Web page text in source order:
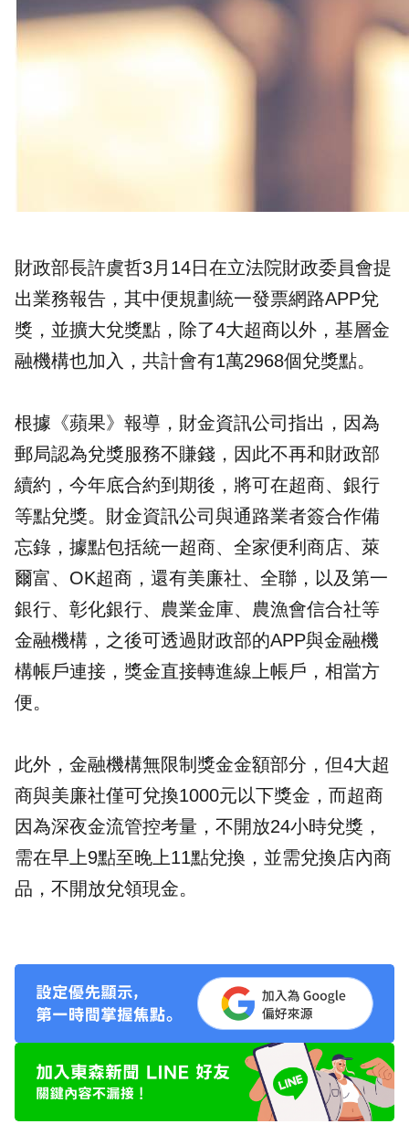
財政部長許虞哲3月14日在立法院財政委員會提
出業務報告，其中便規劃統一發票網路APP兌
獎，並擴大兌獎點，除了4大超商以外，基層金
融機構也加入，共計會有1萬2968個兌獎點。
根據《蘋果》報導，財金資訊公司指出，因為
郵局認為兌獎服務不賺錢，因此不再和財政部
續約，今年底合約到期後，將可在超商、銀行
等點兌獎。財金資訊公司與通路業者簽合作備
忘錄，據點包括統一超商、全家便利商店、萊
爾富、OK超商，還有美廉社、全聯，以及第一
銀行、彰化銀行、農業金庫、農漁會信合社等
金融機構，之後可透過財政部的APP與金融機
構帳戶連接，獎金直接轉進線上帳戶，相當方
便。
此外，金融機構無限制獎金金額部分，但4大超
商與美廉社僅可兌換1000元以下獎金，而超商
因為深夜金流管控考量，不開放24小時兌獎，
需在早上9點至晚上11點兌換，並需兌換店內商
品，不開放兌領現金。​